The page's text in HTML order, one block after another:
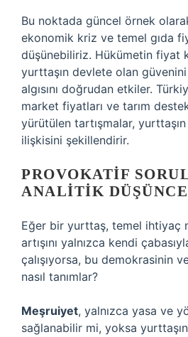
Bu noktada güncel örnek
ekonomik kriz ve temel gıda
düşünebiliriz. Hükümetin fiyat
yurttaşın devlete olan
algısını doğrudan etkiler.
market fiyatları ve tarım
yürütülen tartışmalar,
ilişkisini şekillendirir.
PROVOKATIF
ANALITIK DÜŞÜNCE
Eğer bir yurttaş, temel ihtiyaç
artışını yalnızca kendi
çalışıyorsa, bu demokrasinin
nasıl tanımlar?
Meşruiyet, yalnızca yasa ve
sağlanabilir mi, yoksa yurttaşın